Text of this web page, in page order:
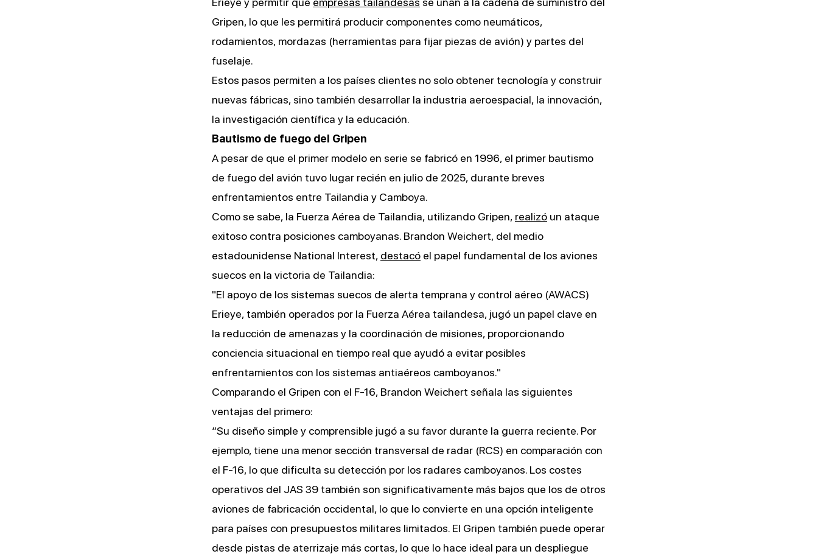
Gripen, lo que les permitirá producir componentes como neumáticos,
rodamientos, mordazas (herramientas para fijar piezas de avión) y partes del
fuselaje.
Estos pasos permiten a los países clientes no solo obtener tecnología y construir
nuevas fábricas, sino también desarrollar la industria aeroespacial, la innovación,
la investigación científica y la educación.
Bautismo de fuego del Gripen
A pesar de que el primer modelo en serie se fabricó en 1996, el primer bautismo
de fuego del avión tuvo lugar recién en julio de 2025, durante breves
enfrentamientos entre Tailandia y Camboya.
Como se sabe, la Fuerza Aérea de Tailandia, utilizando Gripen, realizó un ataque
exitoso contra posiciones camboyanas. Brandon Weichert, del medio
estadounidense National Interest, destacó el papel fundamental de los aviones
suecos en la victoria de Tailandia:
"El apoyo de los sistemas suecos de alerta temprana y control aéreo (AWACS)
Erieye, también operados por la Fuerza Aérea tailandesa, jugó un papel clave en
la reducción de amenazas y la coordinación de misiones, proporcionando
conciencia situacional en tiempo real que ayudó a evitar posibles
enfrentamientos con los sistemas antiaéreos camboyanos."
Comparando el Gripen con el F-16, Brandon Weichert señala las siguientes
ventajas del primero:
“Su diseño simple y comprensible jugó a su favor durante la guerra reciente. Por
ejemplo, tiene una menor sección transversal de radar (RCS) en comparación con
el F-16, lo que dificulta su detección por los radares camboyanos. Los costes
operativos del JAS 39 también son significativamente más bajos que los de otros
aviones de fabricación occidental, lo que lo convierte en una opción inteligente
para países con presupuestos militares limitados. El Gripen también puede operar
desde pistas de aterrizaje más cortas, lo que lo hace ideal para un despliegue